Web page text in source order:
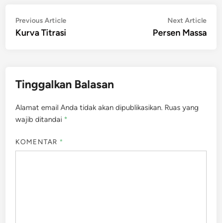
Navigasi
pos
Previous ArticlePrevious
Kurva Titrasi
Next Article
Persen Massa
Tinggalkan Balasan
Alamat email Anda tidak akan dipublikasikan. Ruas yang
wajib ditandai *
KOMENTAR *